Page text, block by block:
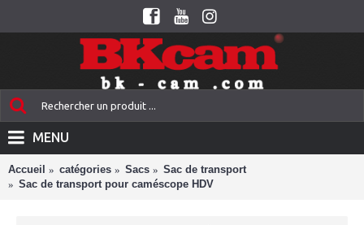
MENU
Accueil catégories Sacs
Sac de transport
Sac de transport pour caméscope HDV